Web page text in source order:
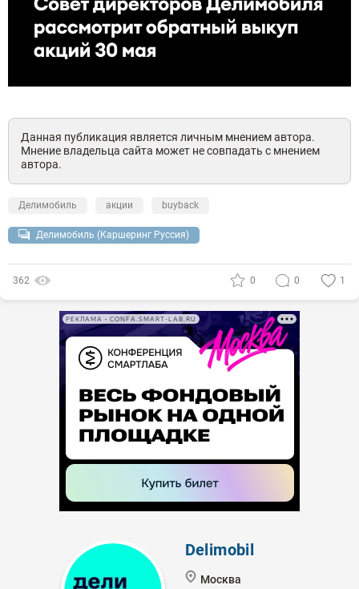
Данная публикация является личным мнением автора.
Мнение владельца сайта может не совпадать с мнением
автора.
Делимобиль акции buyback
Делимобиль (Каршеринг Руссия)
362 0 0 1
РЕКЛАМА • CONFA.SMART-LAB.RU
Delimobil
Москва